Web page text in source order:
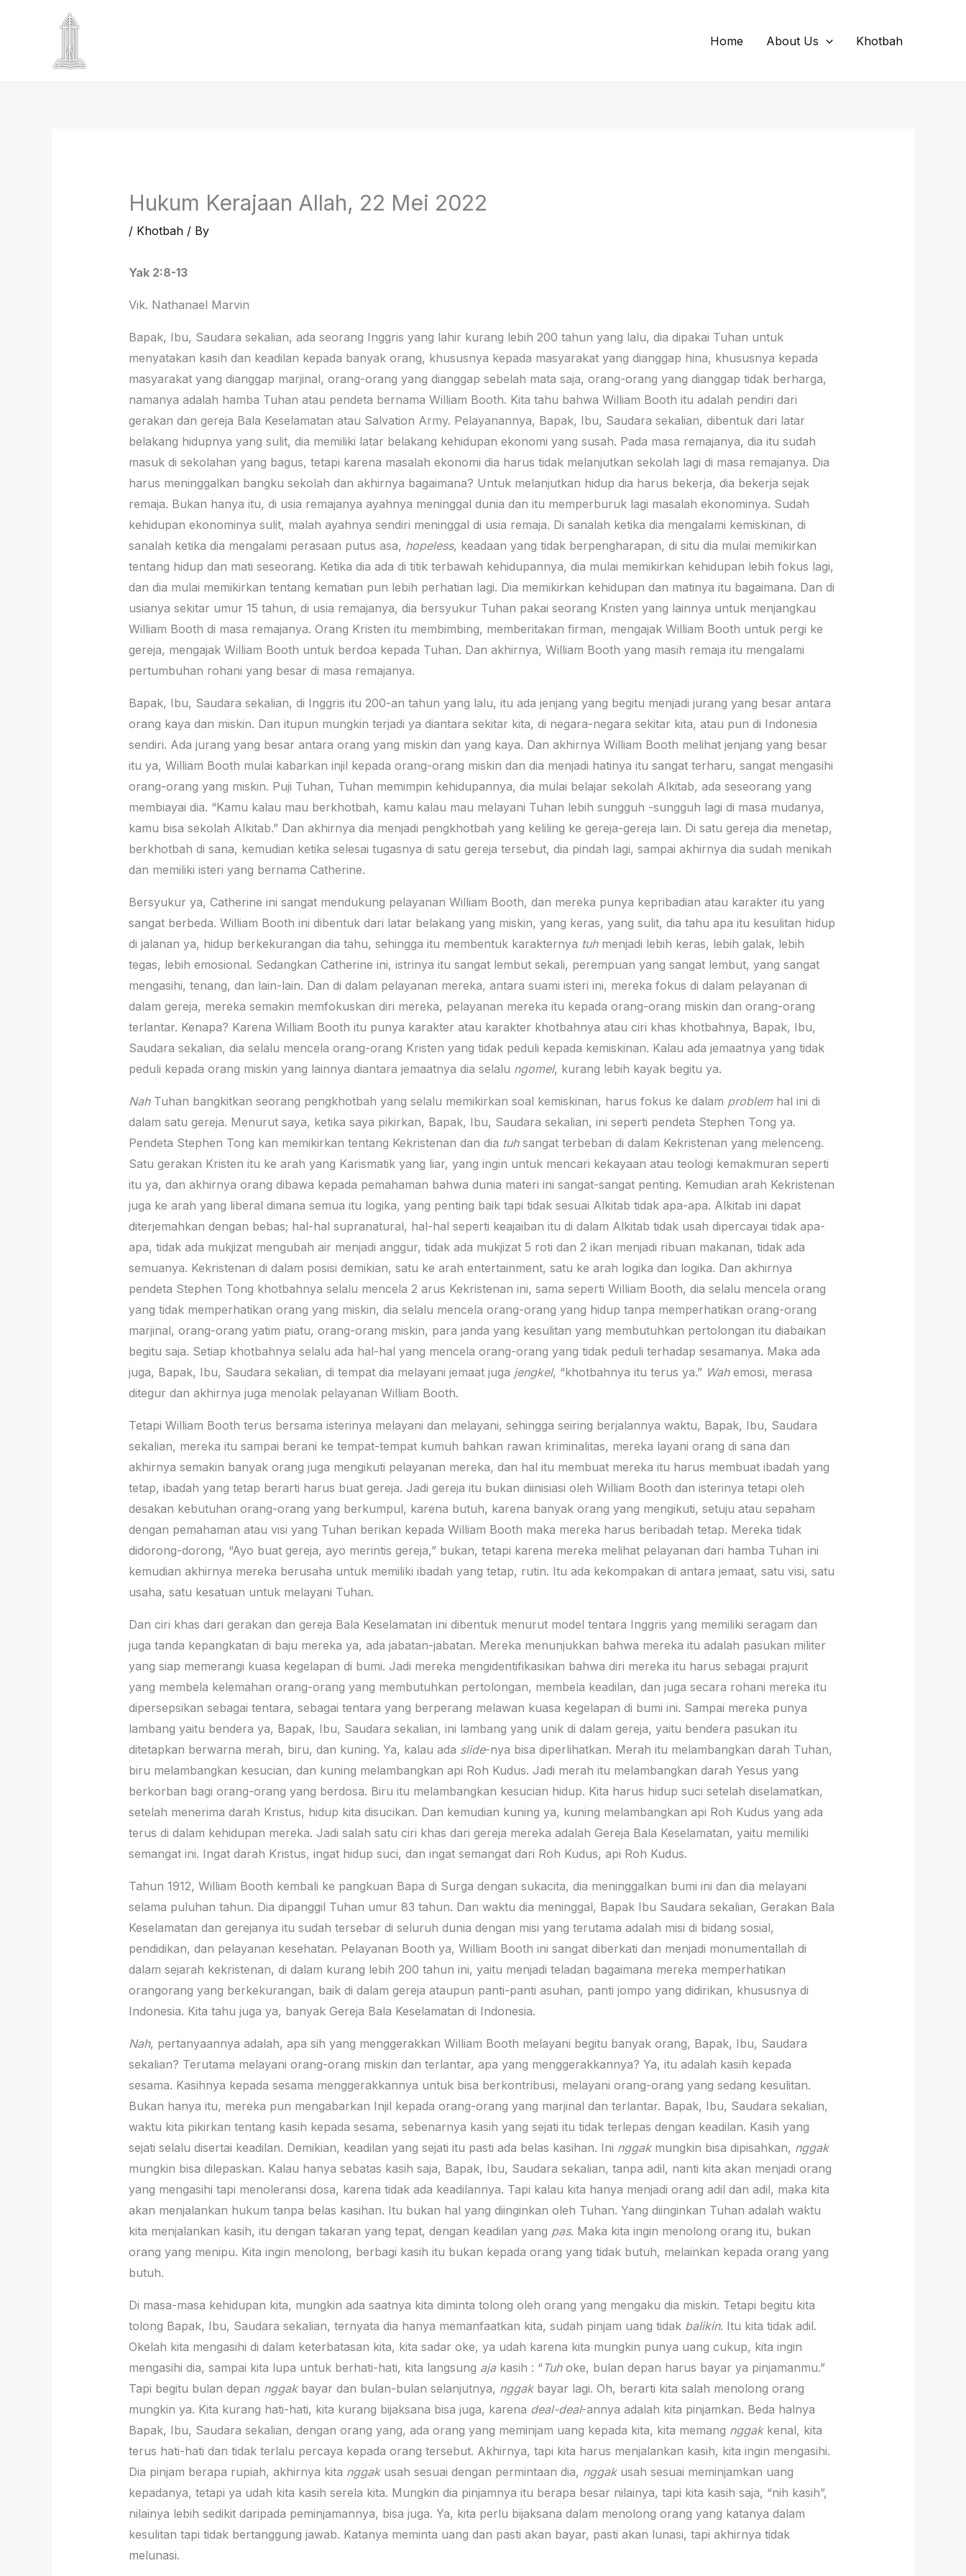
Home About Us Khotbah
Hukum Kerajaan Allah, 22 Mei 2022
/ Khotbah/ By
Yak 2:8-13
Vik. Nathanael Marvin
Bapak, Ibu, Saudara sekalian, ada seorang Inggris yang lahir kurang lebih 200 tahun yang lalu, dia dipakai Tuhan untuk
menyatakan kasih dan keadilan kepada banyak orang, khususnya kepada masyarakat yang dianggap hina, khususnya kepada
masyarakat yang dianggap marjinal, orang-orang yang dianggap sebelah mata saja, orang-orang yang dianggap tidak berharga,
namanya adalah hamba Tuhan atau pendeta bernama William Booth. Kita tahu bahwa William Booth itu adalah pendiri dari
gerakan dan gereja Bala Keselamatan atau Salvation Army. Pelayanannya, Bapak, Ibu, Saudara sekalian, dibentuk dari latar
belakang hidupnya yang sulit, dia memiliki latar belakang kehidupan ekonomi yang susah. Pada masa remajanya, dia itu sudah
masuk di sekolahan yang bagus, tetapi karena masalah ekonomi dia harus tidak melanjutkan sekolah lagi di masa remajanya. Dia
harus meninggalkan bangku sekolah dan akhirnya bagaimana? Untuk melanjutkan hidup dia harus bekerja, dia bekerja sejak
remaja. Bukan hanya itu, di usia remajanya ayahnya meninggal dunia dan itu memperburuk lagi masalah ekonominya. Sudah
kehidupan ekonominya sulit, malah ayahnya sendiri meninggal di usia remaja. Di sanalah ketika dia mengalami kemiskinan, di
sanalah ketika dia mengalami perasaan putus asa, hopeless, keadaan yang tidak berpengharapan, di situ dia mulai memikirkan
tentang hidup dan mati seseorang. Ketika dia ada di titik terbawah kehidupannya, dia mulai memikirkan kehidupan lebih fokus lagi,
dan dia mulai memikirkan tentang kematian pun lebih perhatian lagi. Dia memikirkan kehidupan dan matinya itu bagaimana. Dan di
usianya sekitar umur 15 tahun, di usia remajanya, dia bersyukur Tuhan pakai seorang Kristen yang lainnya untuk menjangkau
William Booth di masa remajanya. Orang Kristen itu membimbing, memberitakan firman, mengajak William Booth untuk pergi ke
gereja, mengajak William Booth untuk berdoa kepada Tuhan. Dan akhirnya, William Booth yang masih remaja itu mengalami
pertumbuhan rohani yang besar di masa remajanya.
Bapak, Ibu, Saudara sekalian, di Inggris itu 200-an tahun yang lalu, itu ada jenjang yang begitu menjadi jurang yang besar antara
orang kaya dan miskin. Dan itupun mungkin terjadi ya diantara sekitar kita, di negara-negara sekitar kita, atau pun di Indonesia
sendiri. Ada jurang yang besar antara orang yang miskin dan yang kaya. Dan akhirnya William Booth melihat jenjang yang besar
itu ya, William Booth mulai kabarkan injil kepada orang-orang miskin dan dia menjadi hatinya itu sangat terharu, sangat mengasihi
orang-orang yang miskin. Puji Tuhan, Tuhan memimpin kehidupannya, dia mulai belajar sekolah Alkitab, ada seseorang yang
membiayai dia. “Kamu kalau mau berkhotbah, kamu kalau mau melayani Tuhan lebih sungguh -sungguh lagi di masa mudanya,
kamu bisa sekolah Alkitab.” Dan akhirnya dia menjadi pengkhotbah yang keliling ke gereja-gereja lain. Di satu gereja dia menetap,
berkhotbah di sana, kemudian ketika selesai tugasnya di satu gereja tersebut, dia pindah lagi, sampai akhirnya dia sudah menikah
dan memiliki isteri yang bernama Catherine.
Bersyukur ya, Catherine ini sangat mendukung pelayanan William Booth, dan mereka punya kepribadian atau karakter itu yang
sangat berbeda. William Booth ini dibentuk dari latar belakang yang miskin, yang keras, yang sulit, dia tahu apa itu kesulitan hidup
di jalanan ya, hidup berkekurangan dia tahu, sehingga itu membentuk karakternya tuhmenjadi lebih keras, lebih galak, lebih
tegas, lebih emosional. Sedangkan Catherine ini, istrinya itu sangat lembut sekali, perempuan yang sangat lembut, yang sangat
mengasihi, tenang, dan lain-lain. Dan di dalam pelayanan mereka, antara suami isteri ini, mereka fokus di dalam pelayanan di
dalam gereja, mereka semakin memfokuskan diri mereka, pelayanan mereka itu kepada orang-orang miskin dan orang-orang
terlantar. Kenapa? Karena William Booth itu punya karakter atau karakter khotbahnya atau ciri khas khotbahnya, Bapak, Ibu,
Saudara sekalian, dia selalu mencela orang-orang Kristen yang tidak peduli kepada kemiskinan. Kalau ada jemaatnya yang tidak
peduli kepada orang miskin yang lainnya diantara jemaatnya dia selalu ngomel, kurang lebih kayak begitu ya.
NahTuhan bangkitkan seorang pengkhotbah yang selalu memikirkan soal kemiskinan, harus fokus ke dalam problemhal ini di
dalam satu gereja. Menurut saya, ketika saya pikirkan, Bapak, Ibu, Saudara sekalian, ini seperti pendeta Stephen Tong ya.
Pendeta Stephen Tong kan memikirkan tentang Kekristenan dan dia tuhsangat terbeban di dalam Kekristenan yang melenceng.
Satu gerakan Kristen itu ke arah yang Karismatik yang liar, yang ingin untuk mencari kekayaan atau teologi kemakmuran seperti
itu ya, dan akhirnya orang dibawa kepada pemahaman bahwa dunia materi ini sangat-sangat penting. Kemudian arah Kekristenan
juga ke arah yang liberal dimana semua itu logika, yang penting baik tapi tidak sesuai Alkitab tidak apa-apa. Alkitab ini dapat
diterjemahkan dengan bebas; hal-hal supranatural, hal-hal seperti keajaiban itu di dalam Alkitab tidak usah dipercayai tidak apa-
apa, tidak ada mukjizat mengubah air menjadi anggur, tidak ada mukjizat 5 roti dan 2 ikan menjadi ribuan makanan, tidak ada
semuanya. Kekristenan di dalam posisi demikian, satu ke arah entertainment, satu ke arah logika dan logika. Dan akhirnya
pendeta Stephen Tong khotbahnya selalu mencela 2 arus Kekristenan ini, sama seperti William Booth, dia selalu mencela orang
yang tidak memperhatikan orang yang miskin, dia selalu mencela orang-orang yang hidup tanpa memperhatikan orang-orang
marjinal, orang-orang yatim piatu, orang-orang miskin, para janda yang kesulitan yang membutuhkan pertolongan itu diabaikan
begitu saja. Setiap khotbahnya selalu ada hal-hal yang mencela orang-orang yang tidak peduli terhadap sesamanya. Maka ada
juga, Bapak, Ibu, Saudara sekalian, di tempat dia melayani jemaat juga jengkel, “khotbahnya itu terus ya.” Wahemosi, merasa
ditegur dan akhirnya juga menolak pelayanan William Booth.
Tetapi William Booth terus bersama isterinya melayani dan melayani, sehingga seiring berjalannya waktu, Bapak, Ibu, Saudara
sekalian, mereka itu sampai berani ke tempat-tempat kumuh bahkan rawan kriminalitas, mereka layani orang di sana dan
akhirnya semakin banyak orang juga mengikuti pelayanan mereka, dan hal itu membuat mereka itu harus membuat ibadah yang
tetap, ibadah yang tetap berarti harus buat gereja. Jadi gereja itu bukan diinisiasi oleh William Booth dan isterinya tetapi oleh
desakan kebutuhan orang-orang yang berkumpul, karena butuh, karena banyak orang yang mengikuti, setuju atau sepaham
dengan pemahaman atau visi yang Tuhan berikan kepada William Booth maka mereka harus beribadah tetap. Mereka tidak
didorong-dorong, “Ayo buat gereja, ayo merintis gereja,” bukan, tetapi karena mereka melihat pelayanan dari hamba Tuhan ini
kemudian akhirnya mereka berusaha untuk memiliki ibadah yang tetap, rutin. Itu ada kekompakan di antara jemaat, satu visi, satu
usaha, satu kesatuan untuk melayani Tuhan.
Dan ciri khas dari gerakan dan gereja Bala Keselamatan ini dibentuk menurut model tentara Inggris yang memiliki seragam dan
juga tanda kepangkatan di baju mereka ya, ada jabatan-jabatan. Mereka menunjukkan bahwa mereka itu adalah pasukan militer
yang siap memerangi kuasa kegelapan di bumi. Jadi mereka mengidentifikasikan bahwa diri mereka itu harus sebagai prajurit
yang membela kelemahan orang-orang yang membutuhkan pertolongan, membela keadilan, dan juga secara rohani mereka itu
dipersepsikan sebagai tentara, sebagai tentara yang berperang melawan kuasa kegelapan di bumi ini. Sampai mereka punya
lambang yaitu bendera ya, Bapak, Ibu, Saudara sekalian, ini lambang yang unik di dalam gereja, yaitu bendera pasukan itu
ditetapkan berwarna merah, biru, dan kuning. Ya, kalau ada slide-nya bisa diperlihatkan. Merah itu melambangkan darah Tuhan,
biru melambangkan kesucian, dan kuning melambangkan api Roh Kudus. Jadi merah itu melambangkan darah Yesus yang
berkorban bagi orang-orang yang berdosa. Biru itu melambangkan kesucian hidup. Kita harus hidup suci setelah diselamatkan,
setelah menerima darah Kristus, hidup kita disucikan. Dan kemudian kuning ya, kuning melambangkan api Roh Kudus yang ada
terus di dalam kehidupan mereka. Jadi salah satu ciri khas dari gereja mereka adalah Gereja Bala Keselamatan, yaitu memiliki
semangat ini. Ingat darah Kristus, ingat hidup suci, dan ingat semangat dari Roh Kudus, api Roh Kudus.
Tahun 1912, William Booth kembali ke pangkuan Bapa di Surga dengan sukacita, dia meninggalkan bumi ini dan dia melayani
selama puluhan tahun. Dia dipanggil Tuhan umur 83 tahun. Dan waktu dia meninggal, Bapak Ibu Saudara sekalian, Gerakan Bala
Keselamatan dan gerejanya itu sudah tersebar di seluruh dunia dengan misi yang terutama adalah misi di bidang sosial,
pendidikan, dan pelayanan kesehatan. Pelayanan Booth ya, William Booth ini sangat diberkati dan menjadi monumentallah di
dalam sejarah kekristenan, di dalam kurang lebih 200 tahun ini, yaitu menjadi teladan bagaimana mereka memperhatikan
orangorang yang berkekurangan, baik di dalam gereja ataupun panti-panti asuhan, panti jompo yang didirikan, khususnya di
Indonesia. Kita tahu juga ya, banyak Gereja Bala Keselamatan di Indonesia.
Nah, pertanyaannya adalah, apa sih yang menggerakkan William Booth melayani begitu banyak orang, Bapak, Ibu, Saudara
sekalian? Terutama melayani orang-orang miskin dan terlantar, apa yang menggerakkannya? Ya, itu adalah kasih kepada
sesama. Kasihnya kepada sesama menggerakkannya untuk bisa berkontribusi, melayani orang-orang yang sedang kesulitan.
Bukan hanya itu, mereka pun mengabarkan Injil kepada orang-orang yang marjinal dan terlantar. Bapak, Ibu, Saudara sekalian,
waktu kita pikirkan tentang kasih kepada sesama, sebenarnya kasih yang sejati itu tidak terlepas dengan keadilan. Kasih yang
sejati selalu disertai keadilan. Demikian, keadilan yang sejati itu pasti ada belas kasihan. Ini nggakmungkin bisa dipisahkan, nggak
mungkin bisa dilepaskan. Kalau hanya sebatas kasih saja, Bapak, Ibu, Saudara sekalian, tanpa adil, nanti kita akan menjadi orang
yang mengasihi tapi menoleransi dosa, karena tidak ada keadilannya. Tapi kalau kita hanya menjadi orang adil dan adil, maka kita
akan menjalankan hukum tanpa belas kasihan. Itu bukan hal yang diinginkan oleh Tuhan. Yang diinginkan Tuhan adalah waktu
kita menjalankan kasih, itu dengan takaran yang tepat, dengan keadilan yang pas. Maka kita ingin menolong orang itu, bukan
orang yang menipu. Kita ingin menolong, berbagi kasih itu bukan kepada orang yang tidak butuh, melainkan kepada orang yang
butuh.
Di masa-masa kehidupan kita, mungkin ada saatnya kita diminta tolong oleh orang yang mengaku dia miskin. Tetapi begitu kita
tolong Bapak, Ibu, Saudara sekalian, ternyata dia hanya memanfaatkan kita, sudah pinjam uang tidak balikin. Itu kita tidak adil.
Okelah kita mengasihi di dalam keterbatasan kita, kita sadar oke, ya udah karena kita mungkin punya uang cukup, kita ingin
mengasihi dia, sampai kita lupa untuk berhati-hati, kita langsung ajakasih : “Tuhoke, bulan depan harus bayar ya pinjamanmu.”
Tapi begitu bulan depan nggakbayar dan bulan-bulan selanjutnya, nggakbayar lagi. Oh, berarti kita salah menolong orang
mungkin ya. Kita kurang hati-hati, kita kurang bijaksana bisa juga, karena deal-deal-annya adalah kita pinjamkan. Beda halnya
Bapak, Ibu, Saudara sekalian, dengan orang yang, ada orang yang meminjam uang kepada kita, kita memang nggakkenal, kita
terus hati-hati dan tidak terlalu percaya kepada orang tersebut. Akhirnya, tapi kita harus menjalankan kasih, kita ingin mengasihi.
Dia pinjam berapa rupiah, akhirnya kita nggakusah sesuai dengan permintaan dia, nggakusah sesuai meminjamkan uang
kepadanya, tetapi ya udah kita kasih serela kita. Mungkin dia pinjamnya itu berapa besar nilainya, tapi kita kasih saja, “nih kasih”,
nilainya lebih sedikit daripada peminjamannya, bisa juga. Ya, kita perlu bijaksana dalam menolong orang yang katanya dalam
kesulitan tapi tidak bertanggung jawab. Katanya meminta uang dan pasti akan bayar, pasti akan lunasi, tapi akhirnya tidak
melunasi.